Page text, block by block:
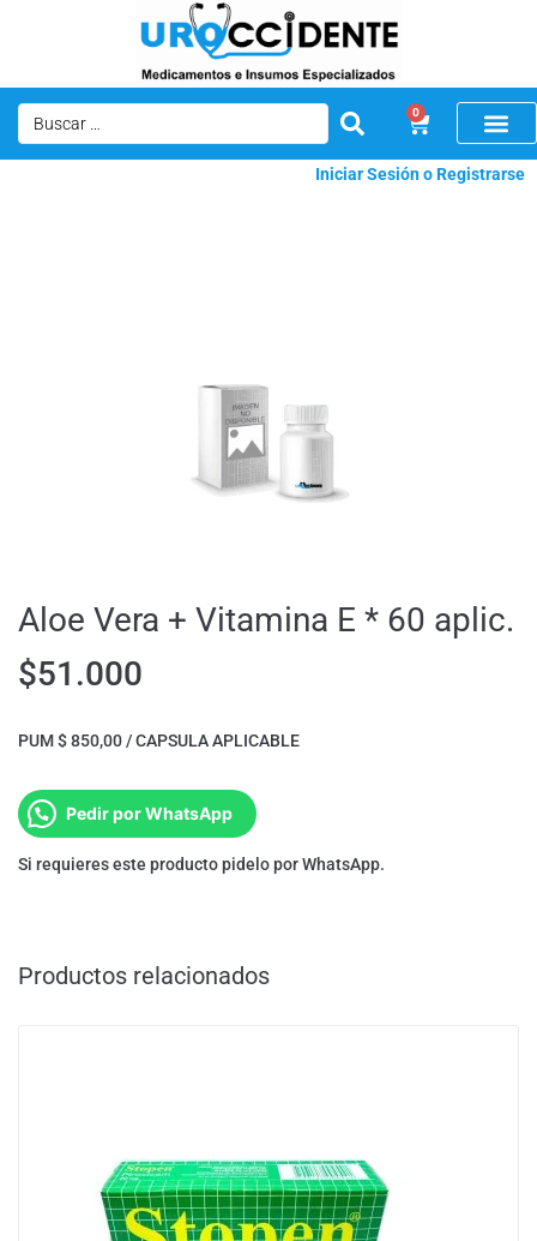
0
Iniciar Sesión o Registrarse
Aloe Vera + Vitamina E * 60 aplic.
$51.000
PUM $ 850,00 / CAPSULA APLICABLE
Pedir por WhatsApp
Si requieres este producto pidelo por WhatsApp.
Productos relacionados